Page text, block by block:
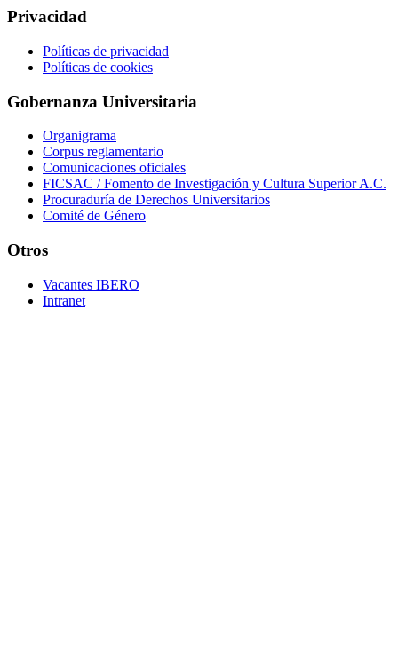
Privacidad
Políticas de privacidad
Políticas de cookies
Gobernanza Universitaria
Organigrama
Corpus reglamentario
Comunicaciones oficiales
FICSAC / Fomento de Investigación y Cultura Superior A.C.
Procuraduría de Derechos Universitarios
Comité de Género
Otros
Vacantes IBERO
Intranet